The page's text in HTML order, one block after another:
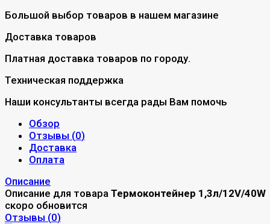
Большой выбор товаров в нашем магазине
Доставка товаров
Платная доставка товаров по городу.
Техническая поддержка
Наши консультанты всегда рады Вам помочь
Обзор
Отзывы (0)
Доставка
Оплата
Описание
Описание для товара Термоконтейнер 1,3л/12V/40W
скоро обновится
Отзывы (0)